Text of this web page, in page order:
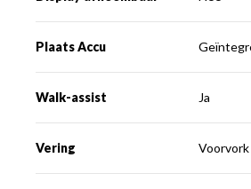
Plaats Accu
Walk-assist Ja
Vering Voorvork